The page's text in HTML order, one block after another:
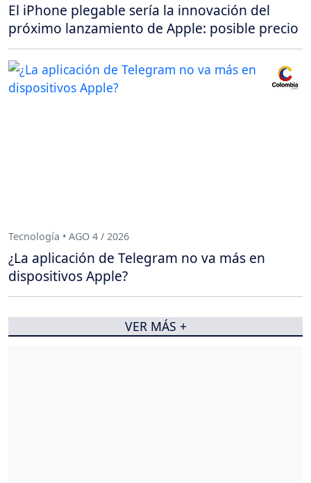
El iPhone plegable sería la innovación del
próximo lanzamiento de Apple: posible precio
Tecnología • AGO 4 / 2026
¿La aplicación de Telegram no va más en
dispositivos Apple?
VER MÁS +